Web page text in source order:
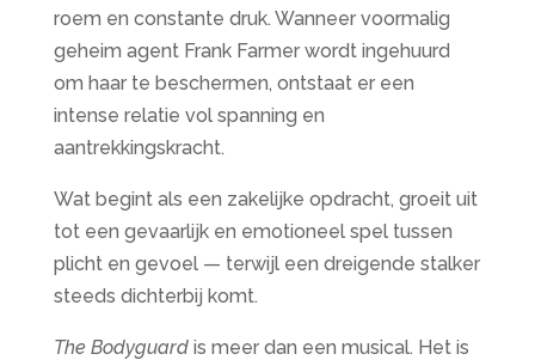
roem en constante druk. Wanneer voormalig
geheim agent Frank Farmer wordt ingehuurd
om haar te beschermen, ontstaat er een
intense relatie vol spanning en
aantrekkingskracht.
Wat begint als een zakelijke opdracht, groeit uit
tot een gevaarlijk en emotioneel spel tussen
plicht en gevoel — terwijl een dreigende stalker
steeds dichterbij komt.
The Bodyguardis meer dan een musical. Het is